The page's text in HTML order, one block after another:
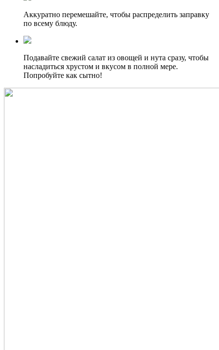
Аккуратно перемешайте, чтобы распределить заправку
по всему блюду.
Подавайте свежий салат из овощей и нута сразу, чтобы
насладиться хрустом и вкусом в полной мере.
Попробуйте как сытно!